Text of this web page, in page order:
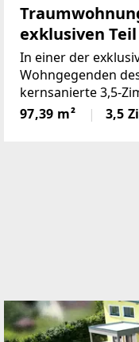
exklusiven
Inklusive
In einer der
Wohngegenden
kernsanierte 3,5-
Die Wohnung
eines gepflegten
97,39 m² 3,5